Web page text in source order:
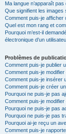
Ma langue n’apparaît pas
Que signifient les images
Comment puis-je afficher
Quel est mon rang et
Pourquoi m’est-il
électronique d’un
Problèmes de
Comment puis-je publier
Comment puis-je
Comment puis-je insérer
Comment puis-je créer
Pourquoi ne puis-je pas
Comment puis-je
Pourquoi ne puis-je pas
Pourquoi ne puis-je pas
Pourquoi ai-je reçu un
Comment puis-je